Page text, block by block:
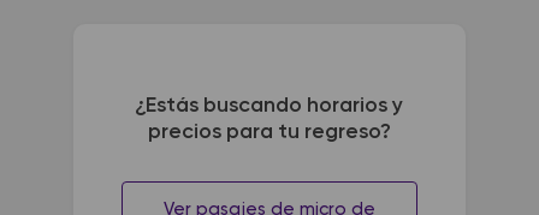
¿Estás buscando horarios y
precios para tu regreso?
Ver pasajes de micro de